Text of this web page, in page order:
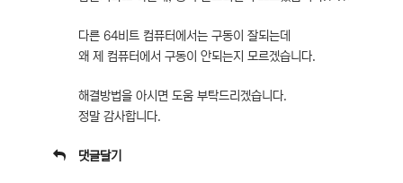
다른 64비트 컴퓨터에서는 구동이 잘되는데
왜 제 컴퓨터에서 구동이 안되는지 모르겠습니다.
해결방법을 아시면 도움 부탁드리겠습니다.
정말 감사합니다.
댓글달기